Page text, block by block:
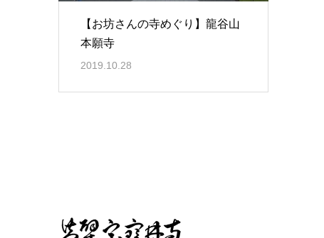
【お坊さんの寺めぐり】龍谷山
本願寺​
2019.10.28